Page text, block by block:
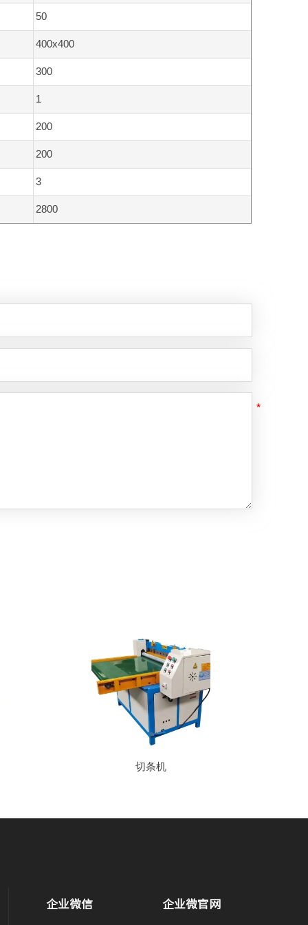
50
400x400
300
1
200
200
3
2800
切条机
企业微信 企业微官网